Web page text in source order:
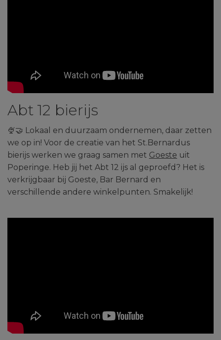
Abt 12 bierijs
🍨🤝 Lokaal en duurzaam ondernemen, daar zetten
we op in! Voor de creatie van het St.Bernardus
bierijs werken we graag samen met Goeste uit
Poperinge. Heb jij het Abt 12 ijs al geproefd? Het is
verkrijgbaar bij Goeste, Bar Bernard en
verschillende andere winkelpunten. Smakelijk!